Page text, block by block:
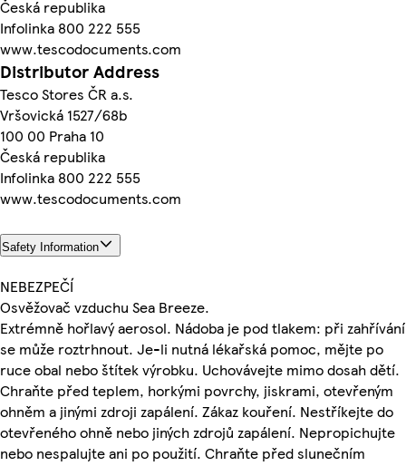
Česká republika
Infolinka 800 222 555
www.tescodocuments.com
Distributor Address
Tesco Stores ČR a.s.
Vršovická 1527/68b
100 00 Praha 10
Česká republika
Infolinka 800 222 555
www.tescodocuments.com
Safety Information
NEBEZPEČÍ
Osvěžovač vzduchu Sea Breeze.
Extrémně hořlavý aerosol. Nádoba je pod tlakem: při zahřívání
se může roztrhnout. Je-li nutná lékařská pomoc, mějte po
ruce obal nebo štítek výrobku. Uchovávejte mimo dosah dětí.
Chraňte před teplem, horkými povrchy, jiskrami, otevřeným
ohněm a jinými zdroji zapálení. Zákaz kouření. Nestříkejte do
otevřeného ohně nebo jiných zdrojů zapálení. Nepropichujte
nebo nespalujte ani po použití. Chraňte před slunečním